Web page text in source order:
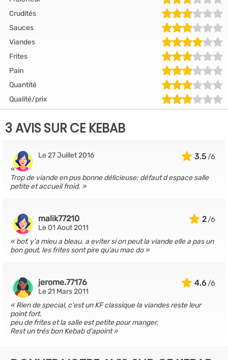
Crudités
Sauces
Viandes
Frites
Pain
Quantité
Qualité/prix
3 AVIS SUR CE KEBAB
3.5
Le 27 Juillet 2016
Trop de viande en pus bonne délicieuse; défaut d espace salle
petite et accueil froid.
2
malik77210
Le 01 Aout 2011
bof, y'a mieu a bleau. a eviter si on peut la viande elle a pas un
bon gout, les frites sont pire qu'au mac do
4.6
jerome.77176
Le 21 Mars 2011
Rien de special, c'est un KF classique la viandes reste leur
point fort.
peu de frites et la salle est petite pour manger.
Rest un trés bon Kebab d'apoint